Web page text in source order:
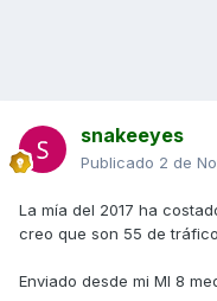
snakeeyes
Publicado 2 de
La mía del 2017 ha
creo que son 55 de tráfico
Enviado desde mi MI 8